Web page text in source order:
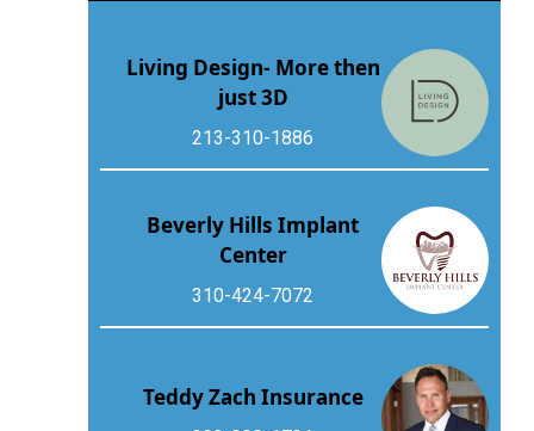
Living Design- More then
just 3D
213-310-1886
Beverly Hills Implant
Center
310-424-7072
Teddy Zach Insurance